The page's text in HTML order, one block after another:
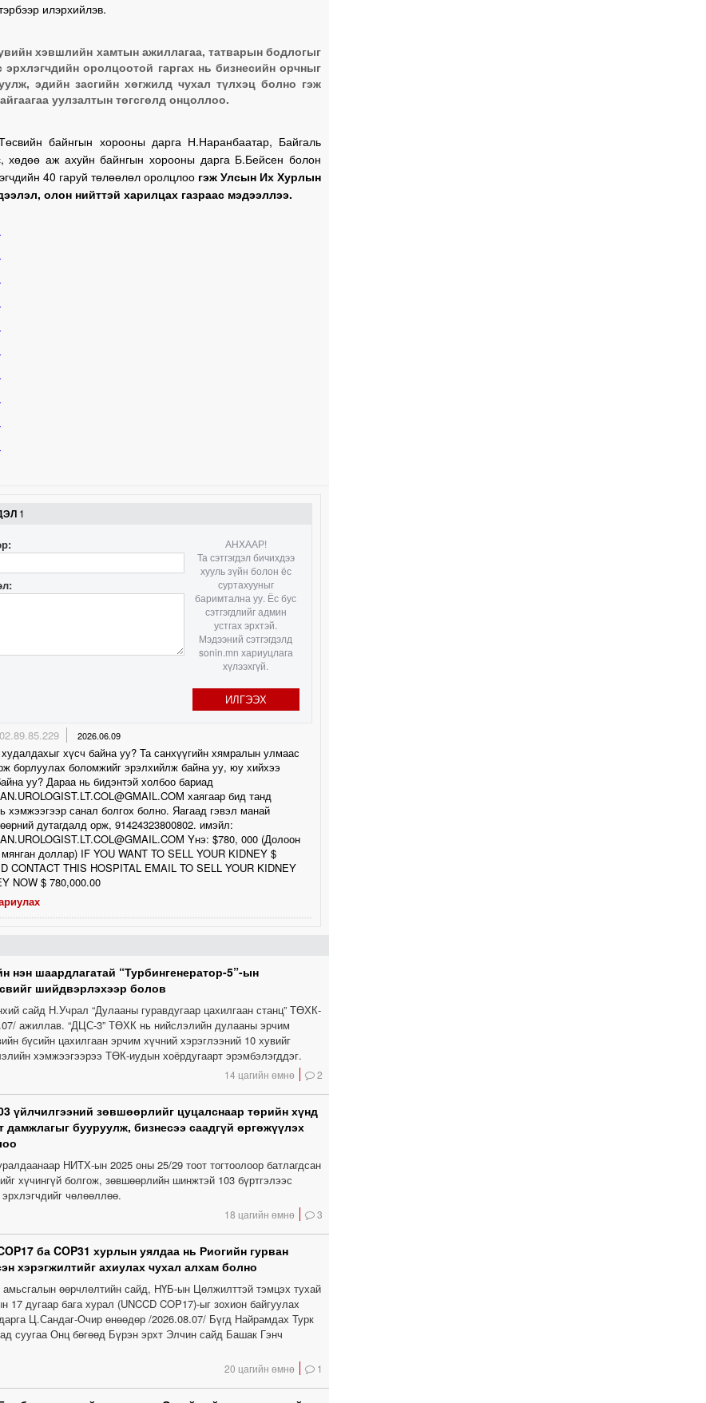
илэрхийлэв.
хэвшлийн хамтын ажиллагаа, татварын бодлогыг
эрхлэгчдийн оролцоотой гаргах нь бизнесийн орчныг
эдийн засгийн хөгжилд чухал түлхэц болно гэж
уулзалтын төгсгөлд онцоллоо.
байнгын хорооны дарга Н.Наранбаатар, Байгаль
хөдөө аж ахуйн байнгын хорооны дарга Б.Бейсен болон
40 гаруй төлөөлөл оролцлоо гэж Улсын Их Хурлын
олон нийттэй харилцах газраас мэдээллээ.
1
АНХААР!
Та сэтгэгдэл бичихдээ
хууль зүйн болон ёс
суртахууныг
баримтална уу. Ёс бус
сэтгэгдлийг админ
устгах эрхтэй.
Мэдээний сэтгэгдэлд
sonin.mn хариуцлага
хүлээхгүй.
ИЛГЭЭХ
2026.06.09
худалдахыг хүсч байна уу? Та санхүүгийн хямралын улмаас
борлуулах боломжийг эрэлхийлж байна уу, юу хийхээ
уу? Дараа нь бидэнтэй холбоо бариад
хаягаар бид танд
хэмжээгээр санал болгох болно. Яагаад гэвэл манай
дутагдалд орж, 91424323800802. имэйл:
Yнэ: $780, 000 (Долоон
доллар) IF YOU WANT TO SELL YOUR KIDNEY $
CONTACT THIS HOSPITAL EMAIL TO SELL YOUR KIDNEY
NOW $ 780,000.00
нэн шаардлагатай “Турбингенератор-5”-ын
шийдвэрлэхээр болов
сайд Н.Учрал “Дулааны гуравдугаар цахилгаан станц” ТӨХК-
ажиллав. “ДЦС-3” ТӨХК нь нийслэлийн дулааны эрчим
бүсийн цахилгаан эрчим хүчний хэрэглээний 10 хувийг
хэмжээгээрээ ТӨК-иудын хоёрдугаарт эрэмбэлэгддэг.
14 цагийн өмнө 2
үйлчилгээний зөвшөөрлийг цуцалснаар төрийн хүнд
дамжлагыг бууруулж, бизнесээ саадгүй өргөжүүлэх
НИТХ-ын 2025 оны 25/29 тоот тогтоолоор батлагдсан
хүчингүй болгож, зөвшөөрлийн шинжтэй 103 бүртгэлээс
чөлөөллөө.
18 цагийн өмнө 3
ба COP31 хурлын уялдаа нь Риогийн гурван
хэрэгжилтийг ахиулах чухал алхам болно
амьсгалын өөрчлөлтийн сайд, НҮБ-ын Цөлжилттэй тэмцэх тухай
17 дугаар бага хурал (UNCCD COP17)-ыг зохион байгуулах
Ц.Сандаг-Очир өнөөдөр /2026.08.07/ Бүгд Найрамдах Турк
суугаа Онц бөгөөд Бүрэн эрхт Элчин сайд Башак Гэнч
20 цагийн өмнө 1